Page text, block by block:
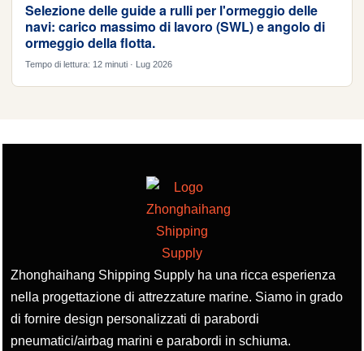
Selezione delle guide a rulli per l'ormeggio delle
navi: carico massimo di lavoro (SWL) e angolo di
ormeggio della flotta.
Tempo di lettura: 12 minuti · Lug 2026
Zhonghaihang Shipping Supply ha una ricca esperienza
nella progettazione di attrezzature marine. Siamo in grado
di fornire design personalizzati di parabordi
pneumatici/airbag marini e parabordi in schiuma.